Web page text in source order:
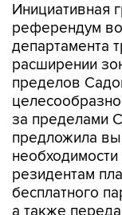
Инициативная
референдум
департамента
расширении
пределов
за пределами
предложила
резидентам
бесплатного